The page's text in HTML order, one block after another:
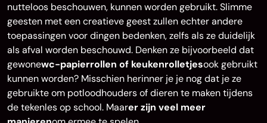
nutteloos beschouwen, kunnen worden gebruikt. Slimme
geesten met een creatieve geest zullen echter andere
toepassingen voor dingen bedenken, zelfs als ze duidelijk
als afval worden beschouwd. Denken ze bijvoorbeeld dat
gewonewc-papierrollen of keukenrolletjesook gebruikt
kunnen worden? Misschien herinner je je nog dat je ze
gebruikte om potloodhouders of dieren te maken tijdens
de tekenles op school. Maarer zijn veel meer